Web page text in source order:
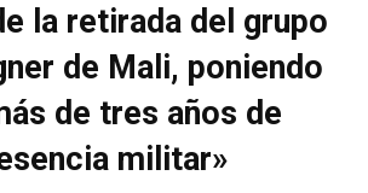
la retirada del grupo
de Mali, poniendo
de tres años de
militar»